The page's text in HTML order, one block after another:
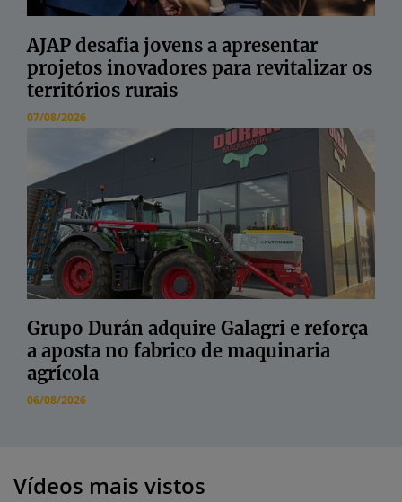
AJAP desafia jovens a apresentar
projetos inovadores para revitalizar os
territórios rurais
07/08/2026
Grupo Durán adquire Galagri e reforça
a aposta no fabrico de maquinaria
agrícola
06/08/2026
Vídeos mais vistos